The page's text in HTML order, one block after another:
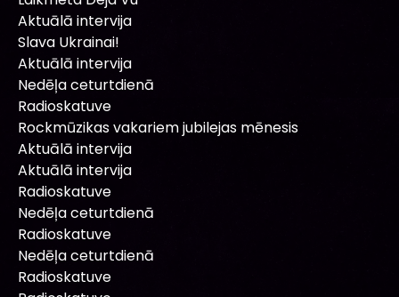
Aktuālā intervija
Slava Ukrainai!
Aktuālā intervija
Nedēļa ceturtdienā
Radioskatuve
Rockmūzikas vakariem jubilejas mēnesis
Aktuālā intervija
Aktuālā intervija
Radioskatuve
Nedēļa ceturtdienā
Radioskatuve
Nedēļa ceturtdienā
Radioskatuve